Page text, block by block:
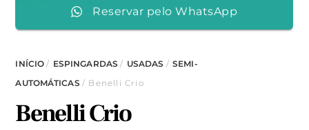
Reservar pelo WhatsApp
INÍCIO/ ESPINGARDAS / USADAS /SEMI-
AUTOMÁTICAS/ Benelli Crio
Benelli Crio